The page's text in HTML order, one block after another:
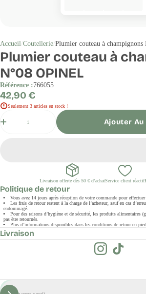
Accueil Coutellerie Plumier couteau à
Plumier couteau à
N°08 OPINEL
Référence :766055
Prix
régulier
42,90 €
Seulement 3 articles en stock !
Ajouter Au
Livraison offerte dès 50 € d’achatService client réactif
Politique de retour
Vous avez 14 jours après réception de votre commande pour effectuer
Les frais de retour restent à la charge de l’acheteur, sauf en cas
endommagé.
Pour des raisons d’hygiène et de sécurité, les produits alimentaires
pas être retournés.
Plus d’informations disponibles dans les conditions de retour en pied
Livraison
E-
mail